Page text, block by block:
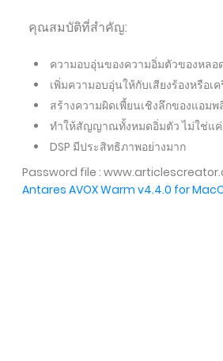
คุณสมบัติที่สำคัญ:
ความอบอุ่นของความอิ่มตัวของหล
เพิ่มความอบอุ่นให้กับเสียงร้องหรือเ
สร้างความผิดเพี้ยนเชิงลึกของแอมพ
ทำให้สัญญาณทั้งหมดอิ่มตัว ไม่ใช่แ
DSP มีประสิทธิภาพอย่างมาก
Password file :
Antares AVOX Warm v4.4.0 for